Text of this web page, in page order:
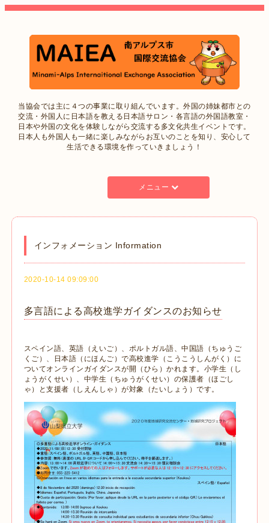
当協会では主に４つの事業に取り組んでいます。外国の姉妹都市との
交流・外国人に日本語を教える日本語サロン・各言語の外国語教室・
日本や外国の文化を体験しながら交流する多文化共生イベントです。
日本人も外国人も一緒に楽しみながらお互いのことを知り、安心して
生活できる環境を作っていきましょう！
メニュー
インフォメーション Information
2020-10-14 09:09:00
多言語による高校進学ガイダンスのお知らせ
スペイン語、英語（えいご）、ポルトガル語、中国語（ちゅうご
くご）、日本語（にほんご）で高校進学（こうこうしんがく）に
ついてオンラインガイダンスが開（ひら）かれます。小学生（し
ょうがくせい）、中学生（ちゅうがくせい）の保護者（ほごし
ゃ）と支援者（しえんしゃ）が対象（たいしょう）です。